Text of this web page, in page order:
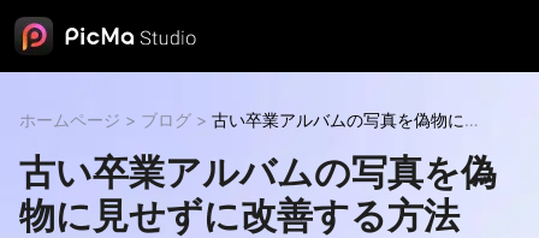
ホームページ > ブログ > 古い卒業アルバムの写真を偽物に見
古い卒業アルバムの写真を偽
物に見せずに改善する方法